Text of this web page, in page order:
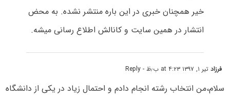
خیر همچنان خبری در این باره منتشر نشده. به محض
انتشار در همین سایت و کانالش اطلاع رسانی میشه.
فرزادتیر ۱, ۱۳۹۷ at ۴:۲۳ ب٫ظ - Reply
سلام،من انتخاب رشته انجام دادم و احتمال زیاد در یکی از دانشگاه